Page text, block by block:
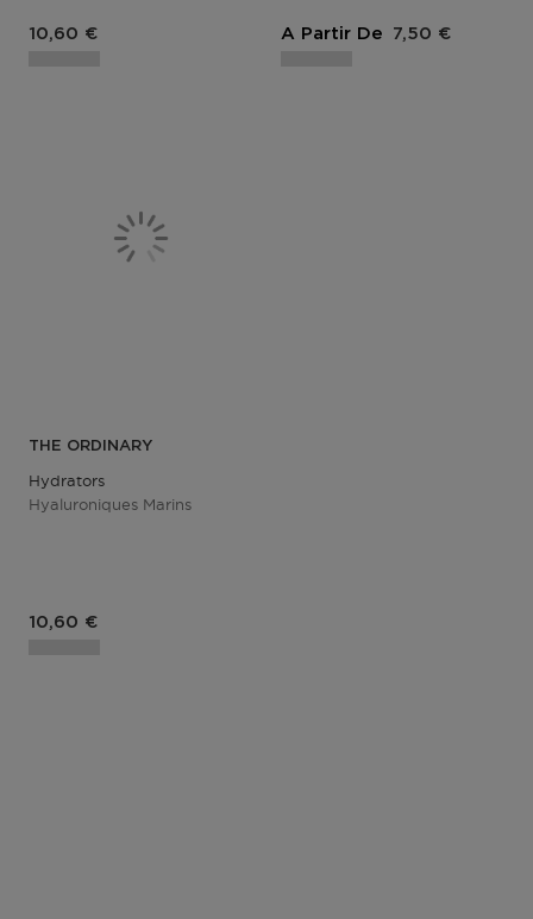
10,60 € A Partir De 7,50 €
THE ORDINARY
Hydrators
Hyaluroniques Marins
10,60 €